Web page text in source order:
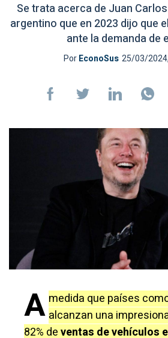
Se trata acerca de Juan
argentino que en 2023 dijo que
ante la demanda de
PorEconoSus 25/03/
A medida que países
alcanzan una
82% deventas de vehículos